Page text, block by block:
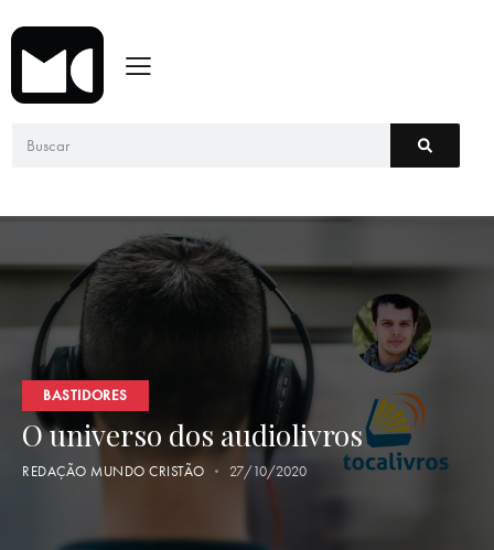
BASTIDORES
O universo dos audiolivros
REDAÇÃO MUNDO CRISTÃO 27/10/2020